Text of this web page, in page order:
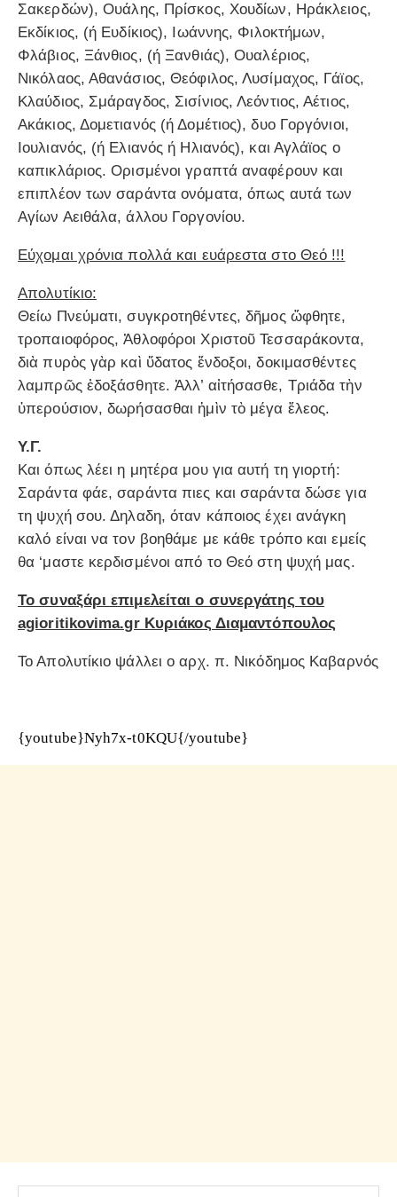
Σακερδών), Ουάλης, Πρίσκος, Χουδίων, Ηράκλειος,
Εκδίκιος, (ή Ευδίκιος), Ιωάννης, Φιλοκτήμων,
Φλάβιος, Ξάνθιος, (ή Ξανθιάς), Ουαλέριος,
Νικόλαος, Αθανάσιος, Θεόφιλος, Λυσίμαχος, Γάϊος,
Κλαύδιος, Σμάραγδος, Σισίνιος, Λεόντιος, Αέτιος,
Ακάκιος, Δομετιανός (ή Δομέτιος), δυο Γοργόνιοι,
Ιουλιανός, (ή Ελιανός ή Ηλιανός), και Αγλάϊος ο
καπικλάριος. Ορισμένοι γραπτά αναφέρουν και
επιπλέον των σαράντα ονόματα, όπως αυτά των
Αγίων Αειθάλα, άλλου Γοργονίου.
Εύχομαι χρόνια πολλά και ευάρεστα στο Θεό !!!
Απολυτίκιο:
Θείω Πνεύματι, συγκροτηθέντες, δῆμος ὤφθητε,
τροπαιοφόρος, Ἀθλοφόροι Χριστοῦ Τεσσαράκοντα,
διὰ πυρὸς γὰρ καὶ ὕδατος ἔνδοξοι, δοκιμασθέντες
λαμπρῶς ἐδοξάσθητε. Ἀλλ’ αἰτήσασθε, Τριάδα τὴν
ὑπερούσιον, δωρήσασθαι ἠμὶν τὸ μέγα ἔλεος.
Υ.Γ.
Και όπως λέει η μητέρα μου για αυτή τη γιορτή:
Σαράντα φάε, σαράντα πιες και σαράντα δώσε για
τη ψυχή σου. Δηλαδη, όταν κάποιος έχει ανάγκη
καλό είναι να τον βοηθάμε με κάθε τρόπο και εμείς
θα ‘μαστε κερδισμένοι από το Θεό στη ψυχή μας.
Το συναξάρι επιμελείται ο συνεργάτης του
agioritikovima.gr Κυριάκος Διαμαντόπουλος
Το Απολυτίκιο ψάλλει ο αρχ. π. Νικόδημος Καβαρνός
{youtube}Nyh7x-t0KQU{/youtube}